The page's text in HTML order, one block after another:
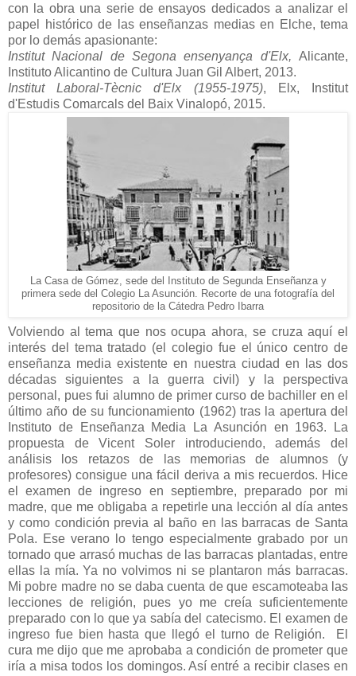
con la obra una serie de ensayos dedicados a analizar el
papel histórico de las enseñanzas medias en Elche, tema
por lo demás apasionante:
Institut Nacional de Segona ensenyança d'Elx, Alicante,
Instituto Alicantino de Cultura Juan Gil Albert, 2013.
Institut Laboral-Tècnic d'Elx (1955-1975), Elx, Institut
d'Estudis Comarcals del Baix Vinalopó, 2015.
La Casa de Gómez, sede del Instituto de Segunda Enseñanza y
primera sede del Colegio La Asunción. Recorte de una fotografía del
repositorio de la Cátedra Pedro Ibarra
Volviendo al tema que nos ocupa ahora, se cruza aquí el
interés del tema tratado (el colegio fue el único centro de
enseñanza media existente en nuestra ciudad en las dos
décadas siguientes a la guerra civil) y la perspectiva
personal, pues fui alumno de primer curso de bachiller en el
último año de su funcionamiento (1962) tras la apertura del
Instituto de Enseñanza Media La Asunción en 1963. La
propuesta de Vicent Soler introduciendo, además del
análisis los retazos de las memorias de alumnos (y
profesores) consigue una fácil deriva a mis recuerdos. Hice
el examen de ingreso en septiembre, preparado por mi
madre, que me obligaba a repetirle una lección al día antes
y como condición previa al baño en las barracas de Santa
Pola. Ese verano lo tengo especialmente grabado por un
tornado que arrasó muchas de las barracas plantadas, entre
ellas la mía. Ya no volvimos ni se plantaron más barracas.
Mi pobre madre no se daba cuenta de que escamoteaba las
lecciones de religión, pues yo me creía suficientemente
preparado con lo que ya sabía del catecismo. El examen de
ingreso fue bien hasta que llegó el turno de Religión. El
cura me dijo que me aprobaba a condición de prometer que
iría a misa todos los domingos. Así entré a recibir clases en